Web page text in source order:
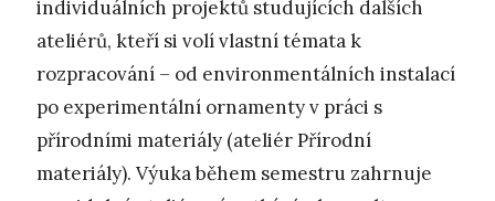
individuálních projektů studujících dalších
ateliérů, kteří si volí vlastní témata k
rozpracování – od environmentálních instalací
po experimentální ornamenty v práci s
přírodními materiály (ateliér Přírodní
materiály). Výuka během semestru zahrnuje